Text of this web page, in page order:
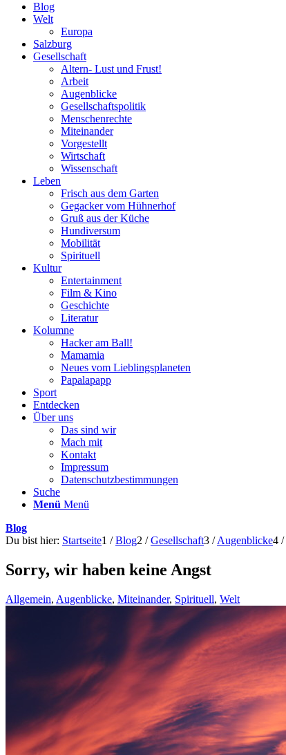
Blog
Welt
Europa
Salzburg
Gesellschaft
Altern- Lust und Frust!
Arbeit
Augenblicke
Gesellschaftspolitik
Menschenrechte
Miteinander
Vorgestellt
Wirtschaft
Wissenschaft
Leben
Frisch aus dem Garten
Gegacker vom Hühnerhof
Gruß aus der Küche
Hundiversum
Mobilität
Spirituell
Kultur
Entertainment
Film & Kino
Geschichte
Literatur
Kolumne
Hacker am Ball!
Mamamia
Neues vom Lieblingsplaneten
Papalapapp
Sport
Entdecken
Über uns
Das sind wir
Mach mit
Kontakt
Impressum
Datenschutzbestimmungen
Suche
Menü Menü
Blog
Du bist hier: Startseite1 / Blog2 / Gesellschaft3 / Augenblicke4 /
Sorry, wir haben keine Angst
Allgemein, Augenblicke, Miteinander, Spirituell, Welt